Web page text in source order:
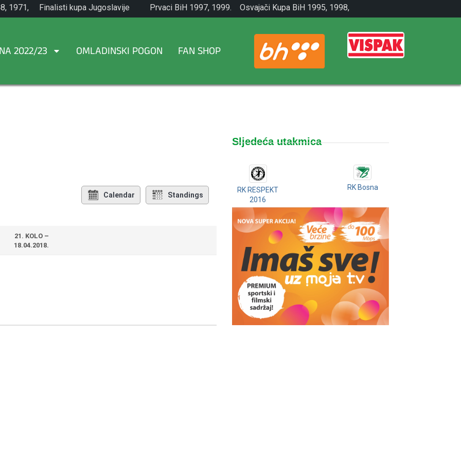
1971,
Finalisti kupa Jugoslavije
1965.
Prvaci BiH 1997, 1999.
Osvajači Kupa BiH 1995, 1998,
2001.
2022/23 OMLADINSKI POGON FAN SHOP
Calendar Standings
21. KOLO –
18.04.2018.
Sljedeća utakmica
RK RESPEKT
2016
RK Bosna